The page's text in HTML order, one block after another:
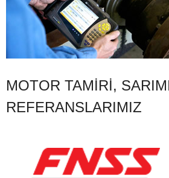
MOTOR TAMIRI,
REFERANSLARIMIZ